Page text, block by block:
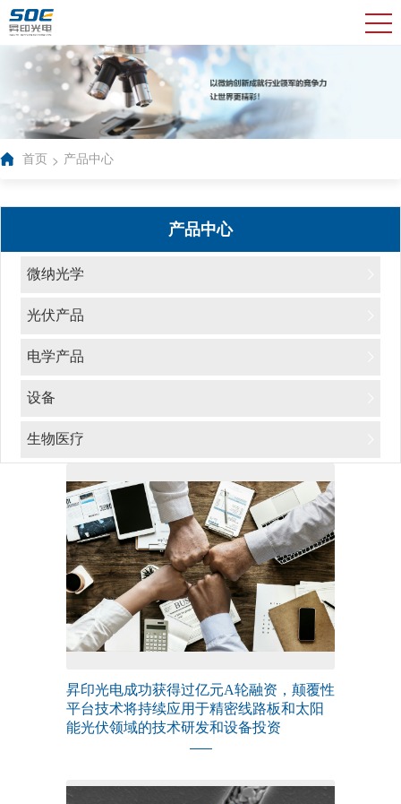
首页 > 产品中心
产品中心
微纳光学
光伏产品
电学产品
设备
生物医疗
昇印光电成功获得过亿元A轮融资，颠覆性
平台技术将持续应用于精密线路板和太阳
能光伏领域的技术研发和设备投资